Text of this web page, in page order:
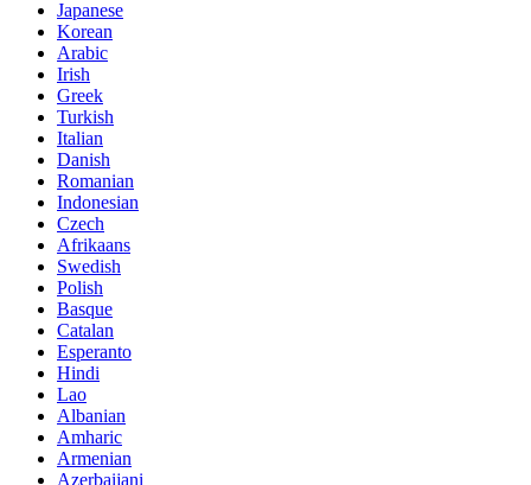
Japanese
Korean
Arabic
Irish
Greek
Turkish
Italian
Danish
Romanian
Indonesian
Czech
Afrikaans
Swedish
Polish
Basque
Catalan
Esperanto
Hindi
Lao
Albanian
Amharic
Armenian
Azerbaijani